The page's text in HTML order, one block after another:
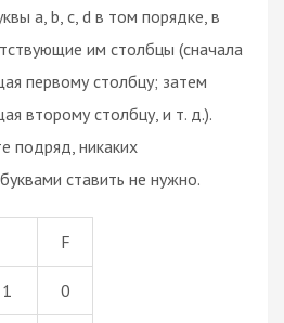
a, b, c, d в том порядке, в
им столбцы (сначала
первому столбцу; затем
второму столбцу, и т. д.).
подряд, никаких
ставить не нужно.
F
1 0